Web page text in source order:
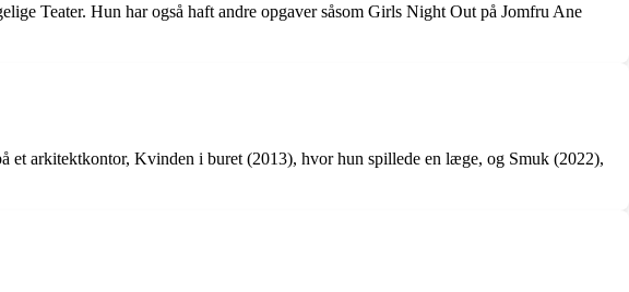
Teater. Hun har også haft andre opgaver såsom Girls Night Out på Jomfru Ane
et arkitektkontor, Kvinden i buret (2013), hvor hun spillede en læge, og Smuk (2022),